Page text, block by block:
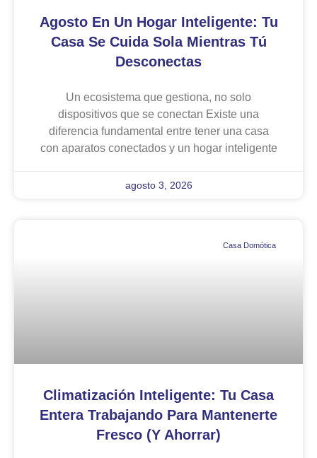
Agosto En Un Hogar Inteligente: Tu
Casa Se Cuida Sola Mientras Tú
Desconectas
Un ecosistema que gestiona, no solo
dispositivos que se conectan Existe una
diferencia fundamental entre tener una casa
con aparatos conectados y un hogar inteligente
agosto 3, 2026
Casa Domótica
Climatización Inteligente: Tu Casa
Entera Trabajando Para Mantenerte
Fresco (y Ahorrar)